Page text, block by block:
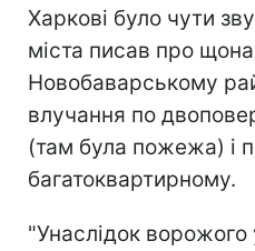
Харкові було чути
міста писав про
Новобаварському
влучання по
(там була пожежа) і
багатоквартирному.
"Унаслідок ворожого